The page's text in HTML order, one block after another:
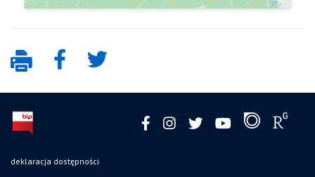
deklaracja dostępności